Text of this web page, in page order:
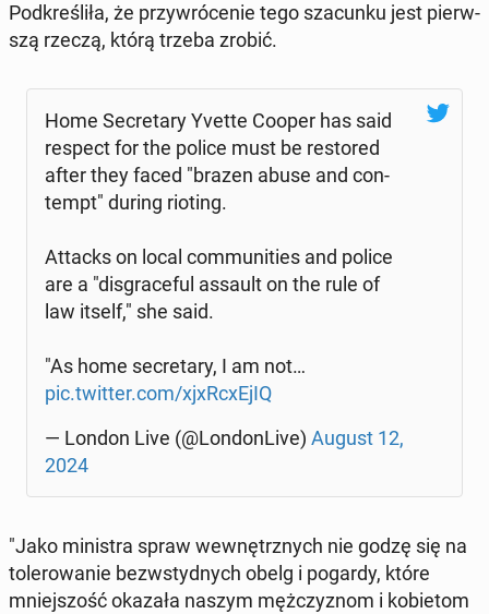
Pod­kre­śli­ła, że przy­wró­ce­nie tego sza­cun­ku jest pierw­
szą rzeczą, którą trzeba zrobić.
Home Se­cre­ta­ry Yvette Cooper has said
respect for the police must be re­sto­red
after they faced "brazen abuse and con­
tempt" during rioting.
Attacks on local com­mu­ni­ties and police
are a "dis­gra­ce­ful assault on the rule of
law itself," she said.
"As home se­cre­ta­ry, I am not…
pic.twitter.com/xjxR­cxE­jIQ
— London Live (@Lon­don­Li­ve) August 12,
2024
"Jako mi­ni­stra spraw we­wnętrz­nych nie godzę się na
to­le­ro­wa­nie bez­wstyd­nych obelg i pogardy, które
mniej­szość okazała naszym męż­czy­znom i ko­bie­tom